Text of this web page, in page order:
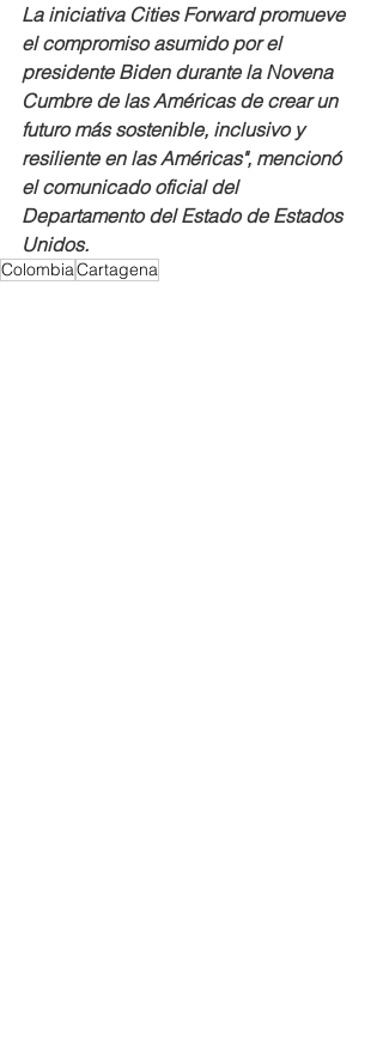
La iniciativa Cities Forward promueve
el compromiso asumido por el
presidente Biden durante la Novena
Cumbre de las Américas de crear un
futuro más sostenible, inclusivo y
resiliente en las Américas", mencionó
el comunicado oficial del
Departamento del Estado de Estados
Unidos.
ColombiaCartagena